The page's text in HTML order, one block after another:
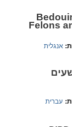
קישורים
Felons
אנגלית
עברית